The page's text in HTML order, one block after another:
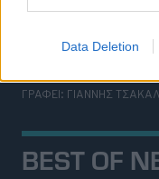
Data Deletion
Δοκιμή Ford
ΓΡΑΦΕΙ: ΓΙΑΝΝΗΣ
BEST OF